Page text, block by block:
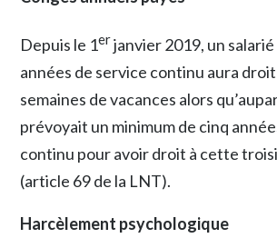
Depuis le 1erjanvier 2019, un
années de service continu aura
semaines de vacances alors
prévoyait un minimum de cinq
continu pour avoir droit à cette
(article 69 de la LNT).
Harcèlement psychologique